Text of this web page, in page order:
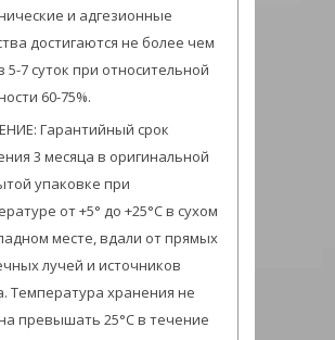
и адгезионные
достигаются не более чем
5-7 суток при относительной
60-75%.
Гарантийный срок
3 месяца в оригинальной
упаковке при
от +5° до +25°C в сухом
месте, вдали от прямых
лучей и источников
Температура хранения не
превышать 25°C в течение